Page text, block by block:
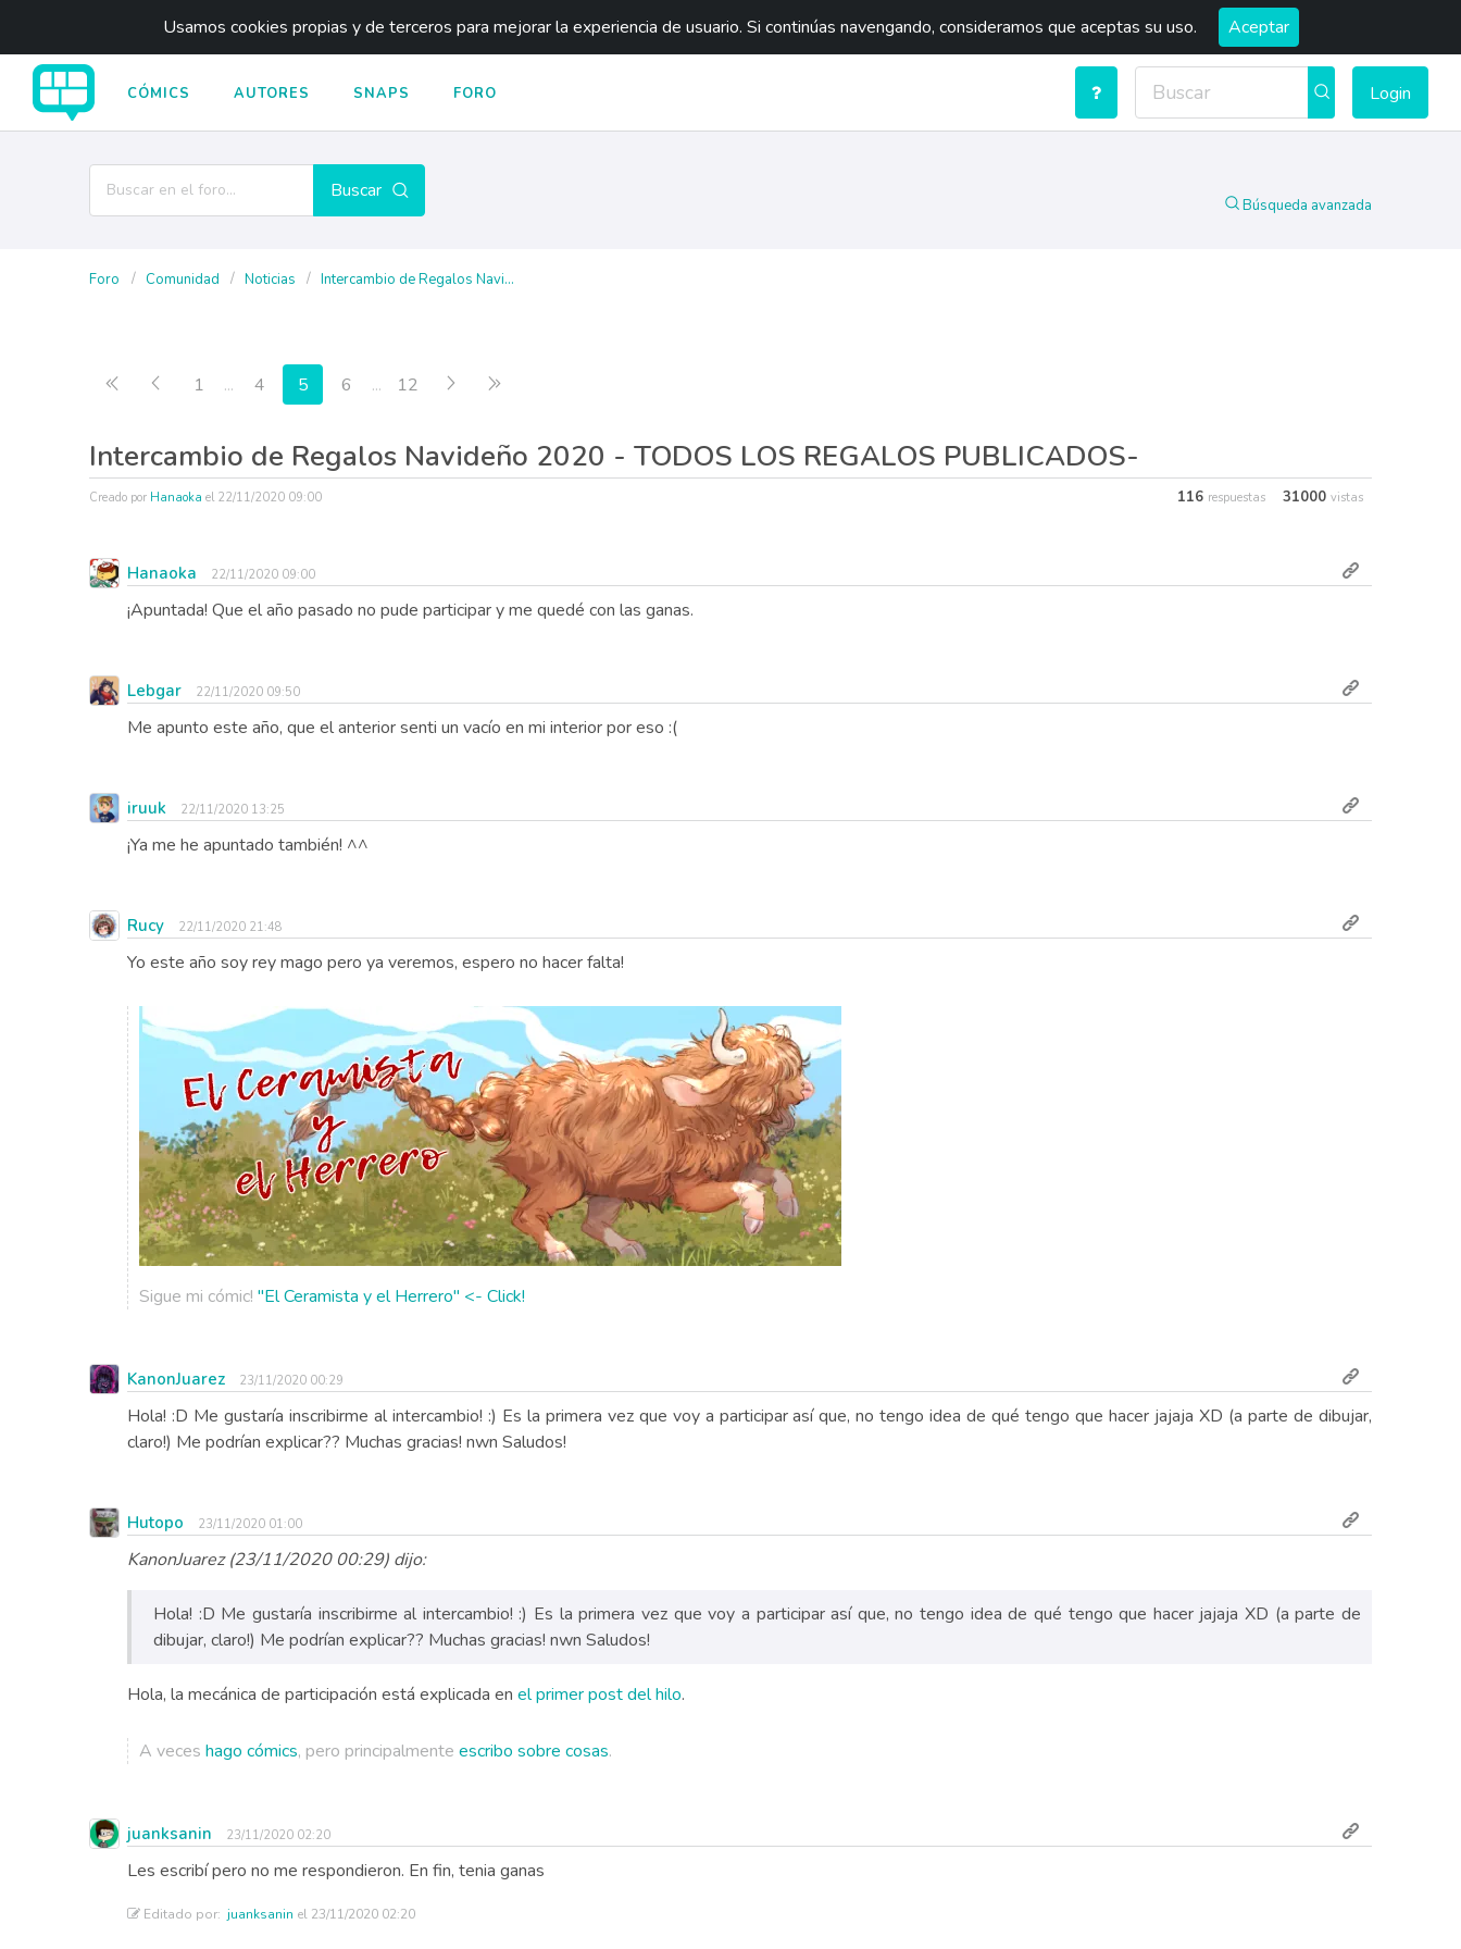
Usamos cookies propias y de terceros para mejorar la experiencia de usuario. Si continúas navengando, consideramos que aceptas su uso. Aceptar
CÓMICS AUTORES SNAPS FORO Login
Buscar
Búsqueda avanzada
Foro Comunidad Noticias Intercambio de Regalos Navi...
Primera página
Anterior
1 ... 4 5 6 ... 12 Siguiente
Intercambio de Regalos Navideño 2020 - TODOS LOS REGALOS PUBLICADOS-
Creado por Hanaoka el 22/11/2020 09:00 116 respuestas 31000 vistas
Hanaoka 22/11/2020 09:00
¡Apuntada! Que el año pasado no pude participar y me quedé con las ganas.
Lebgar 22/11/2020 09:50
Me apunto este año, que el anterior senti un vacío en mi interior por eso :(
iruuk 22/11/2020 13:25
¡Ya me he apuntado también! ^^
Rucy 22/11/2020 21:48
Yo este año soy rey mago pero ya veremos, espero no hacer falta!
Sigue mi cómic! "El Ceramista y el Herrero" <- Click!
KanonJuarez 23/11/2020 00:29
Hola! :D Me gustaría inscribirme al intercambio! :) Es la primera vez que voy a participar así que, no tengo idea de qué tengo que hacer jajaja XD (a parte de dibujar,
claro!) Me podrían explicar?? Muchas gracias! nwn Saludos!
Hutopo 23/11/2020 01:00
KanonJuarez (23/11/2020 00:29) dijo:
Hola! :D Me gustaría inscribirme al intercambio! :) Es la primera vez que voy a participar así que, no tengo idea de qué tengo que hacer jajaja XD (a parte de
dibujar, claro!) Me podrían explicar?? Muchas gracias! nwn Saludos!
Hola, la mecánica de participación está explicada en el primer post del hilo.
A veces hago cómics, pero principalmente escribo sobre cosas.
juanksanin 23/11/2020 02:20
Les escribí pero no me respondieron. En fin, tenia ganas
Editado por: juanksanin el 23/11/2020 02:20